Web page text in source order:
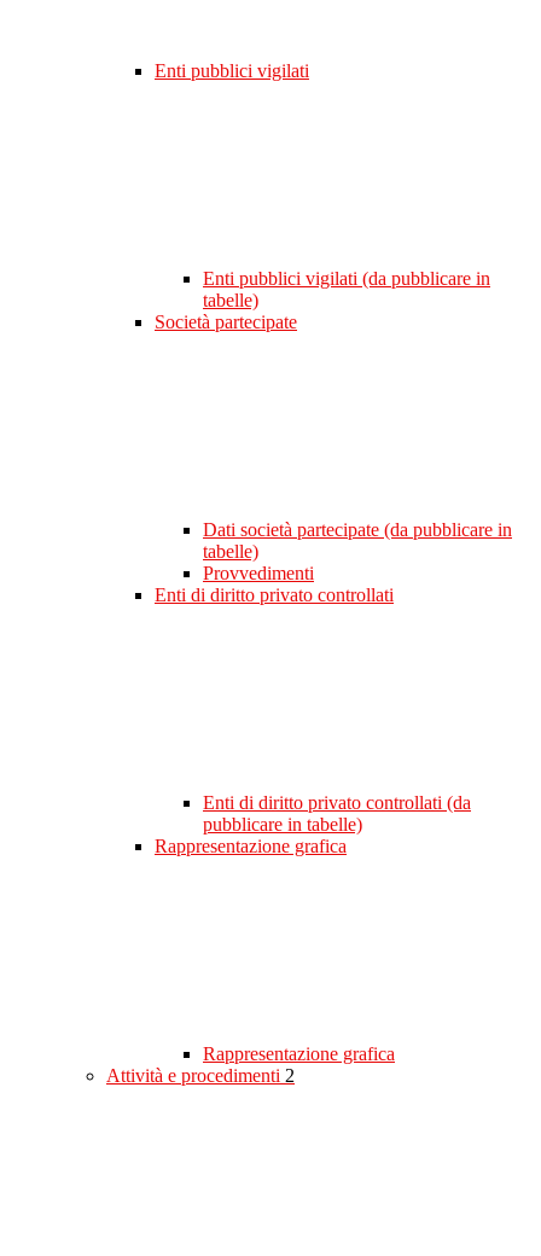
Enti pubblici vigilati
Enti pubblici vigilati (da pubblicare in
tabelle)
Società partecipate
Dati società partecipate (da pubblicare in
tabelle)
Provvedimenti
Enti di diritto privato controllati
Enti di diritto privato controllati (da
pubblicare in tabelle)
Rappresentazione grafica
Rappresentazione grafica
Attività e procedimenti 2